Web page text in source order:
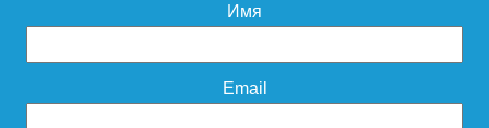
Имя
Email